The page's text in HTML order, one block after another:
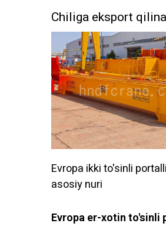
Chiliga eksport
Evropa ikki to'sinli
asosiy nuri
Evropa er-xotin